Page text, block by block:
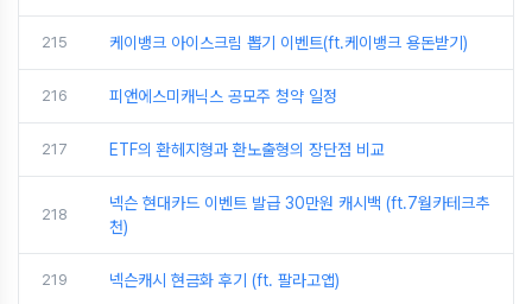
215 케이뱅크 아이스크림 뽑기 이벤트(ft.케이뱅크 용돈받기)
216 피앤에스미캐닉스 공모주 청약 일정
217 ETF의 환헤지형과 환노출형의 장단점 비교
218
넥슨 현대카드 이벤트 발급 30만원 캐시백 (ft.7월카테크추
천)
219 넥슨캐시 현금화 후기 (ft. 팔라고앱)